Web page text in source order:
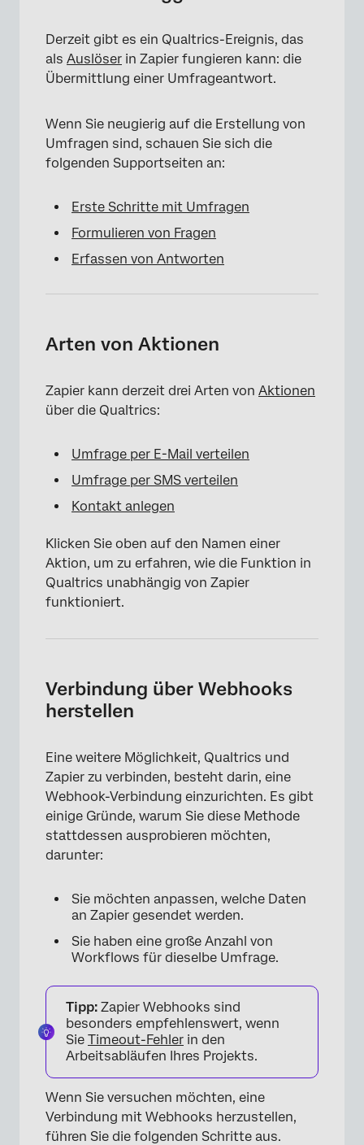
Derzeit gibt es ein Qualtrics-Ereignis, das
als Auslöser in Zapier fungieren kann: die
Übermittlung einer Umfrageantwort.
Wenn Sie neugierig auf die Erstellung von
Umfragen sind, schauen Sie sich die
folgenden Supportseiten an:
Erste Schritte mit Umfragen
Formulieren von Fragen
Erfassen von Antworten
Arten von Aktionen
Zapier kann derzeit drei Arten von Aktionen
über die Qualtrics:
Umfrage per E-Mail verteilen
Umfrage per SMS verteilen
Kontakt anlegen
Klicken Sie oben auf den Namen einer
Aktion, um zu erfahren, wie die Funktion in
Qualtrics unabhängig von Zapier
funktioniert.
Verbindung über Webhooks
herstellen
Eine weitere Möglichkeit, Qualtrics und
Zapier zu verbinden, besteht darin, eine
Webhook-Verbindung einzurichten. Es gibt
einige Gründe, warum Sie diese Methode
stattdessen ausprobieren möchten,
darunter:
Sie möchten anpassen, welche Daten
an Zapier gesendet werden.
Sie haben eine große Anzahl von
Workflows für dieselbe Umfrage.
Tipp: Zapier Webhooks sind
besonders empfehlenswert, wenn
Sie Timeout-Fehler in den
Arbeitsabläufen Ihres Projekts.
Wenn Sie versuchen möchten, eine
Verbindung mit Webhooks herzustellen,
führen Sie die folgenden Schritte aus.